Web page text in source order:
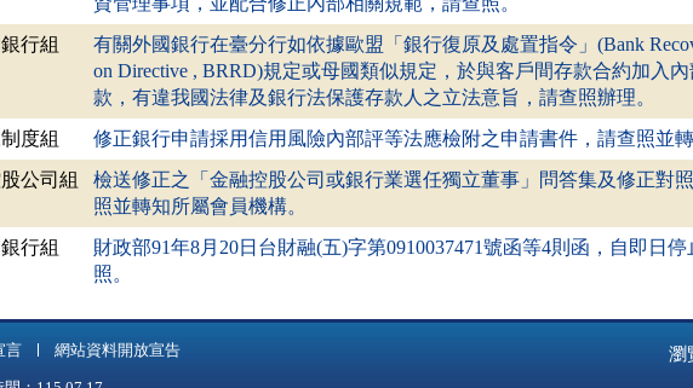
行組
有關外國銀行在臺分行如依據歐盟「銀行復原及處置指令」(Bank
on Directive , BRRD)規定或母國類似規定，於與客戶間存款合約加入
款，有違我國法律及銀行法保護存款人之立法意旨，請查照辦理。
度組
修正銀行申請採用信用風險內部評等法應檢附之申請書件，請查照並轉
公司組
檢送修正之「金融控股公司或銀行業選任獨立董事」問答集及修正對
照並轉知所屬會員機構。
行組
財政部91年8月20日台財融(五)字第0910037471號函等4則函，自即日
照。
言 網站資料開放宣告 瀏